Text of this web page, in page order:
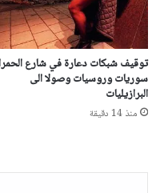
توقيف شبكات دعارة في شارع
سوريات وروسيات وصولا الى
البرازيليات
منذ 14 دقيقة